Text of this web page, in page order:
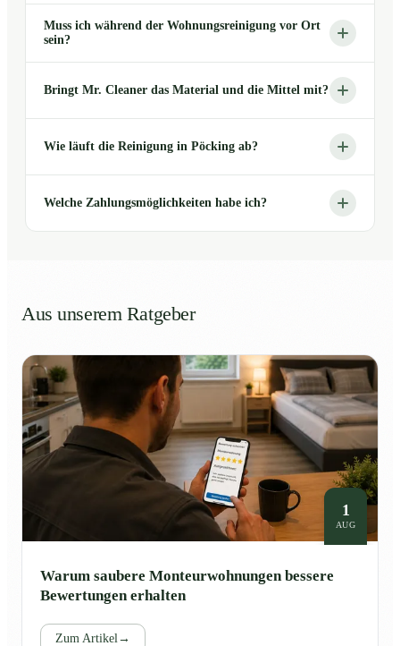
Muss ich während der Wohnungsreinigung vor Ort
sein?
Bringt Mr. Cleaner das Material und die Mittel mit?
Wie läuft die Reinigung in Pöcking ab?
Welche Zahlungsmöglichkeiten habe ich?
Aus unserem Ratgeber
1
AUG
Warum saubere Monteurwohnungen bessere
Bewertungen erhalten
Zum Artikel →